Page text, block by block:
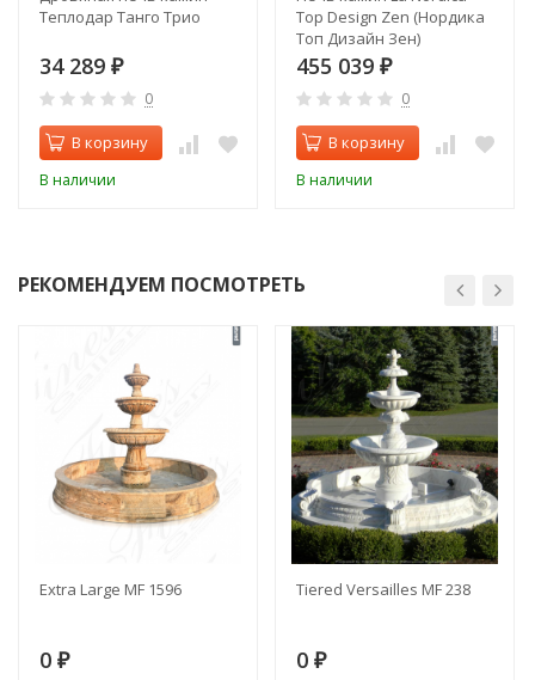
Теплодар Танго Трио
34 289 ₽
0
В корзину
В наличии
Top Design Zen (Нордика
Топ Дизайн Зен)
455 039 ₽
0
В корзину
В наличии
РЕКОМЕНДУЕМ ПОСМОТРЕТЬ
Extra Large MF 1596
0 ₽
Tiered Versailles MF 238
0 ₽